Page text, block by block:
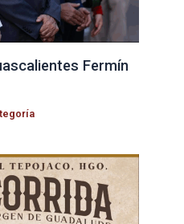
Fermín